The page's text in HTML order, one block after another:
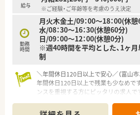
能であるため、それぞれのライフスタ
■従業員同士のコミュニケーションが
合いながら和やかな雰囲気の中で日々
給与 ※ご経験・ご年齢等を考慮のうえ決定
勤務
時間
月火木金土/09：00～18：00(休
水/08：30～16：30(休憩60分)
日/09：00～12：00(休憩0分)
※週40時間を平均とした、1ヶ
制
＼年間休日120日以上で安心／（富山市
年間休日120日以上で残業も少なめで
ンスを重視する方にピッタリの求人で
＊------------------------------------------＊